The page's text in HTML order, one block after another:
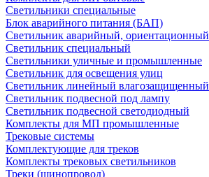
Светильники специальные
Блок аварийного питания (БАП)
Светильник аварийный, ориентационный
Светильник специальный
Светильники уличные и промышленные
Светильник для освещения улиц
Светильник линейный влагозащищенный
Светильник подвесной под лампу
Светильник подвесной светодиодный
Комплекты для МП промышленные
Трековые системы
Комплектующие для треков
Комплекты трековых светильников
Треки (шинопровод)